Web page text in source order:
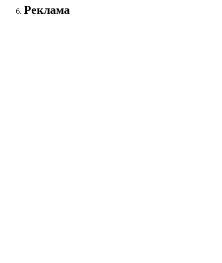
Реклама